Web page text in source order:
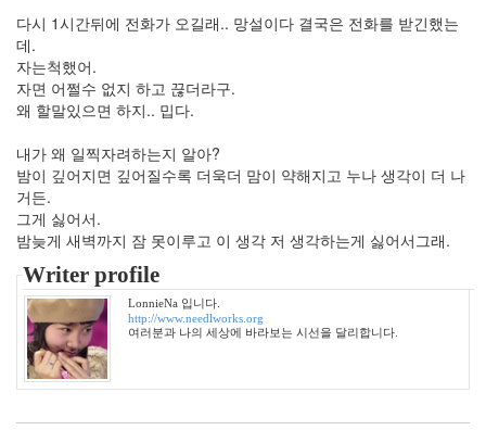
다시 1시간뒤에 전화가 오길래.. 망설이다 결국은 전화를 받긴했는
데.
자는척했어.
자면 어쩔수 없지 하고 끊더라구.
왜 할말있으면 하지.. 밉다.
내가 왜 일찍자려하는지 알아?
밤이 깊어지면 깊어질수록 더욱더 맘이 약해지고 누나 생각이 더 나
거든.
그게 싫어서.
밤늦게 새벽까지 잠 못이루고 이 생각 저 생각하는게 싫어서그래.
Writer profile
LonnieNa 입니다.
http://www.needlworks.org
여러분과 나의 세상에 바라보는 시선을 달리합니다.
2006
년
12
월
14
년
83
2007
년
1
월
14
2007
년
2
월
2007